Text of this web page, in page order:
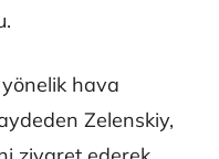
hava
Zelenskiy,